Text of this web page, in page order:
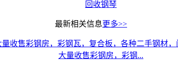
回收钢琴
最新相关信息更多>>
大量收售彩钢房，彩钢...